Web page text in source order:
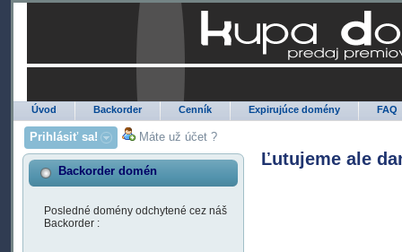
Úvod Backorder Cenník Expirujúce domény FAQ
Prihlásiť sa! Máte už účet ?
Backorder domén
Posledné domény odchytené cez náš
Backorder :
Ľutujeme ale